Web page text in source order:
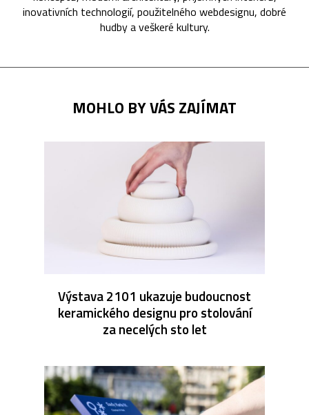
inovativních technologií, použitelného webdesignu, dobré
hudby a veškeré kultury.
MOHLO BY VÁS ZAJÍMAT
Výstava 2101 ukazuje budoucnost
keramického designu pro stolování
za necelých sto let